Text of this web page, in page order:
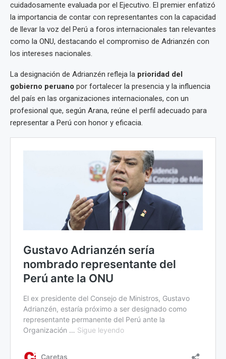
cuidadosamente evaluada por el Ejecutivo. El premier enfatizó
la importancia de contar con representantes con la capacidad
de llevar la voz del Perú a foros internacionales tan relevantes
como la ONU, destacando el compromiso de Adrianzén con
los intereses nacionales.
La designación de Adrianzén refleja la prioridad del
gobierno peruano por fortalecer la presencia y la influencia
del país en las organizaciones internacionales, con un
profesional que, según Arana, reúne el perfil adecuado para
representar a Perú con honor y eficacia.